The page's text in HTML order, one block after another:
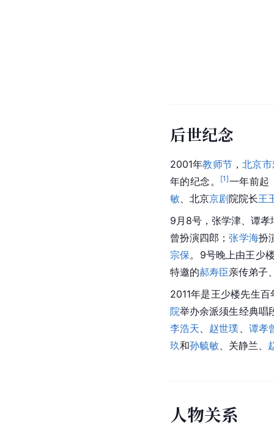
后世纪念
2001年教师节 ，北京
年的纪念。
[1]一年前起
敏 、北京京剧院院长王
9月8号，张学津、谭孝
曾扮演四郎；张学海扮
宗保。9号晚上由王少
特邀的郝寿臣亲传弟子
2011年是王少楼先生百
院举办余派须生经典唱
李浩天
赵世璞
谭孝
玖和孙毓敏 、关静兰、
人物关系